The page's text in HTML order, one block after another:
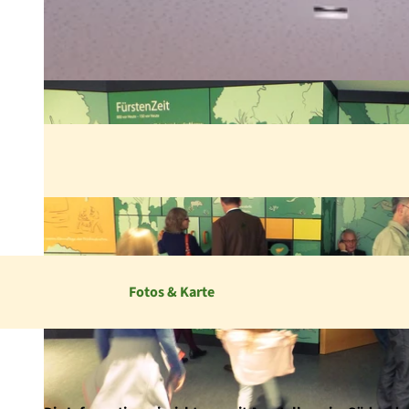
Fotos & Karte